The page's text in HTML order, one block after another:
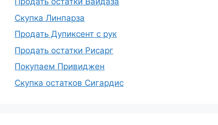
Скупка Линпарза
Продать Дупиксент с рук
Продать остатки Рисарг
Покупаем Привиджен
Скупка остатков Сигардис